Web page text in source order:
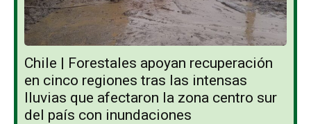
Chile | Forestales apoyan recuperación
en cinco regiones tras las intensas
lluvias que afectaron la zona centro sur
del país con inundaciones